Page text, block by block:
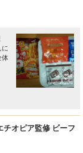
体
チオピア監修 ビーフ